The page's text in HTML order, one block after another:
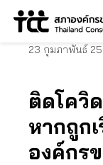
Skip
23 กุมภาพันธ์
ติดโควิ
หากถูก
องค์กร